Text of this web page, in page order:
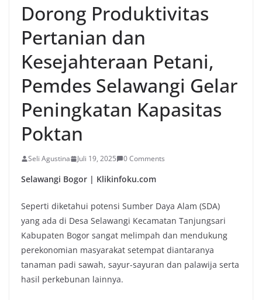
Dorong Produktivitas
Pertanian dan
Kesejahteraan Petani,
Pemdes Selawangi Gelar
Peningkatan Kapasitas
Poktan
Seli Agustina Juli 19, 2025 0 Comments
Selawangi Bogor | Klikinfoku.com
Seperti diketahui potensi Sumber Daya Alam (SDA)
yang ada di Desa Selawangi Kecamatan Tanjungsari
Kabupaten Bogor sangat melimpah dan mendukung
perekonomian masyarakat setempat diantaranya
tanaman padi sawah, sayur-sayuran dan palawija serta
hasil perkebunan lainnya.